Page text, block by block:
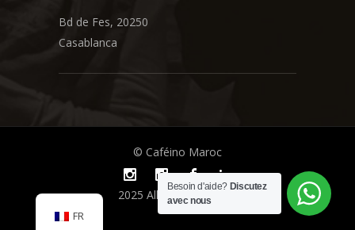
Bd de Fes, 20250
Casablanca
© Caféino Maroc
2025 All rights reserved
FR
Besoin d'aide? Discutez
avec nous